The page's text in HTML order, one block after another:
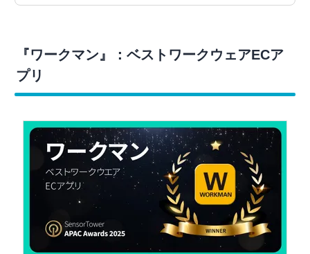
『ワークマン』：ベストワークウェアECア
プリ